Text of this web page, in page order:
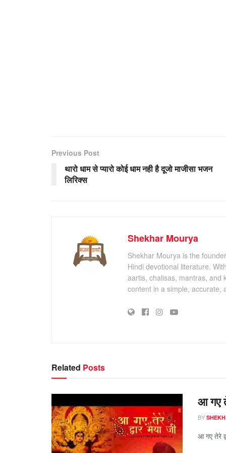
Previous Post
थारो धाम से प्यारो कोई धाम नही है दूजो माजीसा भजन
लिरिक्स
Shekhar Mourya
Shekhar Mourya is the
Hindi devotional literature.
aartis, chalisas, mantras, and
content in a simple, accurate,
Related Posts
आ गए
BY
आ गए तेरे